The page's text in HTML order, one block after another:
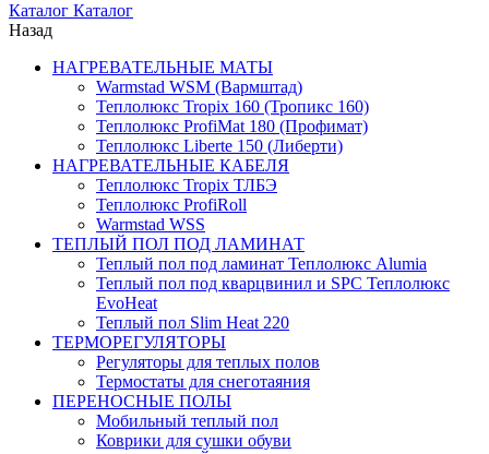
Каталог Каталог
Назад
НАГРЕВАТЕЛЬНЫЕ МАТЫ
Warmstad WSM (Вармштад)
Теплолюкс Tropix 160 (Тропикс 160)
Теплолюкс ProfiMat 180 (Профимат)
Теплолюкс Liberte 150 (Либерти)
НАГРЕВАТЕЛЬНЫЕ КАБЕЛЯ
Теплолюкс Tropix ТЛБЭ
Теплолюкс ProfiRoll
Warmstad WSS
ТЕПЛЫЙ ПОЛ ПОД ЛАМИНАТ
Теплый пол под ламинат Теплолюкс Alumia
Теплый пол под кварцвинил и SPC Теплолюкс
EvoHeat
Теплый пол Slim Heat 220
ТЕРМОРЕГУЛЯТОРЫ
Регуляторы для теплых полов
Термостаты для снеготаяния
ПЕРЕНОСНЫЕ ПОЛЫ
Мобильный теплый пол
Коврики для сушки обуви